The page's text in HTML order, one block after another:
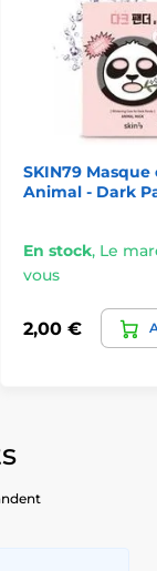
SKIN79 Masque
Animal - Dark
En stock, Le
vous
2,00 €